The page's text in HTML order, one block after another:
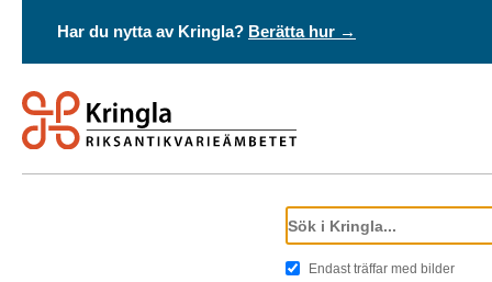
Har du nytta av Kringla? Berätta hur →
Endast träffar med bilder